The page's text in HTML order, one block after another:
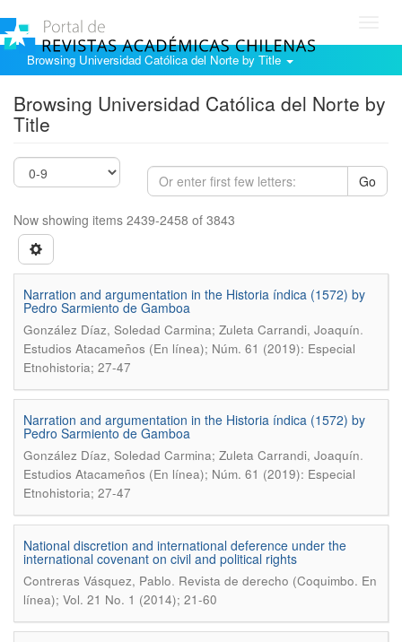
Browsing Universidad Católica del Norte by Title
Browsing Universidad Católica del Norte by
Title
Go
Now showing items 2439-2458 of 3843
Narration and argumentation in the Historia índica (1572) by
Pedro Sarmiento de Gamboa
González Díaz, Soledad Carmina; Zuleta Carrandi, Joaquín.
Estudios Atacameños (En línea); Núm. 61 (2019): Especial
Etnohistoria; 27-47
Narration and argumentation in the Historia índica (1572) by
Pedro Sarmiento de Gamboa
González Díaz, Soledad Carmina; Zuleta Carrandi, Joaquín.
Estudios Atacameños (En línea); Núm. 61 (2019): Especial
Etnohistoria; 27-47
National discretion and international deference under the
international covenant on civil and political rights
Contreras Vásquez, Pablo. Revista de derecho (Coquimbo. En
línea); Vol. 21 No. 1 (2014); 21-60